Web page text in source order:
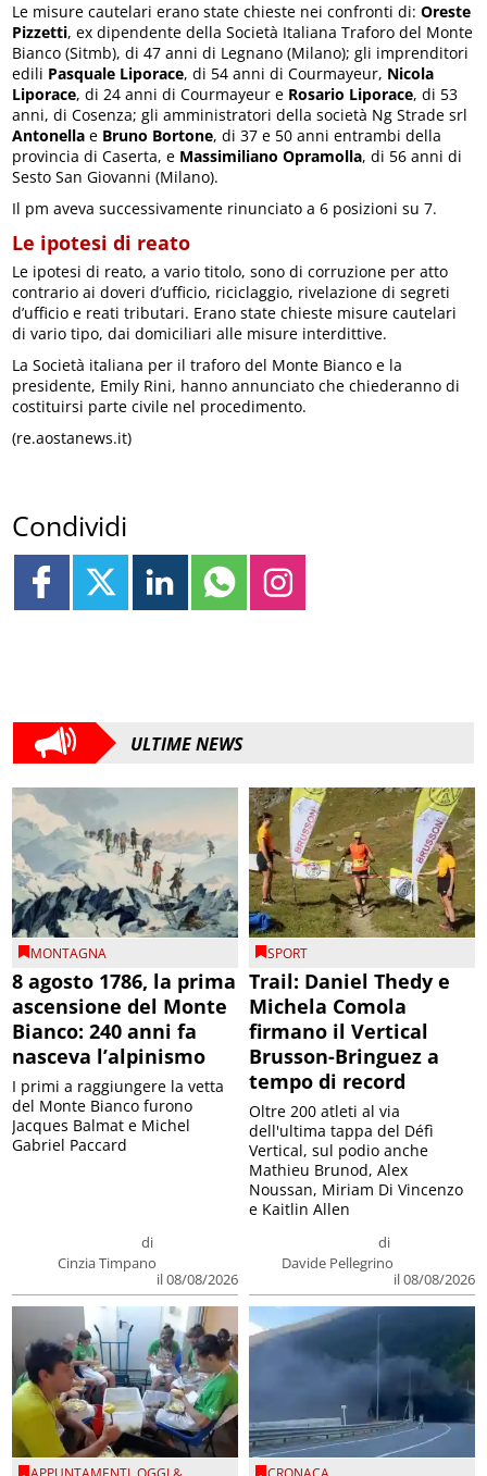
Le misure cautelari erano state chieste nei confronti di:Oreste
Pizzetti, ex dipendente della Società Italiana Traforo del Monte
Bianco (Sitmb), di 47 anni di Legnano (Milano); gli imprenditori
edili Pasquale Liporace, di 54 anni di Courmayeur, Nicola
Liporace, di 24 anni di Courmayeur e Rosario Liporace, di 53
anni, di Cosenza; gli amministratori della società Ng Strade srl
Antonella e Bruno Bortone, di 37 e 50 anni entrambi della
provincia di Caserta, e Massimiliano Opramolla, di 56 anni di
Sesto San Giovanni (Milano).
Il pm aveva successivamente rinunciato a 6 posizioni su 7.
Le ipotesi di reato
Le ipotesi di reato, a vario titolo, sono di corruzione per atto
contrario ai doveri d’ufficio, riciclaggio, rivelazione di segreti
d’ufficio e reati tributari. Erano state chieste misure cautelari
di vario tipo, dai domiciliari alle misure interdittive.
La Società italiana per il traforo del Monte Bianco e la
presidente, Emily Rini, hanno annunciato che chiederanno di
costituirsi parte civile nel procedimento.
(re.aostanews.it)
Condividi
ULTIME NEWS
MONTAGNA
8 agosto 1786, la prima
ascensione del Monte
Bianco: 240 anni fa
nasceva l’alpinismo
di
Cinzia Timpano
il 08/08/2026
I primi a raggiungere la vetta
del Monte Bianco furono
Jacques Balmat e Michel
Gabriel Paccard
SPORT
Trail: Daniel Thedy e
Michela Comola
firmano il Vertical
Brusson-Bringuez a
tempo di record
di
Davide Pellegrino
il 08/08/2026
Oltre 200 atleti al via
dell'ultima tappa del Défì
Vertical, sul podio anche
Mathieu Brunod, Alex
Noussan, Miriam Di Vincenzo
e Kaitlin Allen